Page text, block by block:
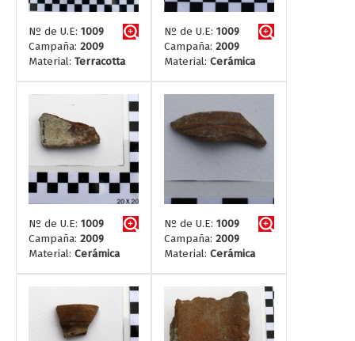
Nº de U.E: 1009
Campaña: 2009
Material: Terracotta
Nº de U.E: 1009
Campaña: 2009
Material: Cerámica
Nº de U.E: 1009
Campaña: 2009
Material: Cerámica
Nº de U.E: 1009
Campaña: 2009
Material: Cerámica